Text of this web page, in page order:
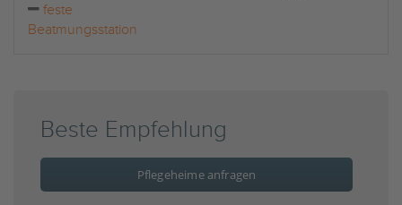
feste
Beatmungsstation
Beste Empfehlung
Pflegeheime anfragen